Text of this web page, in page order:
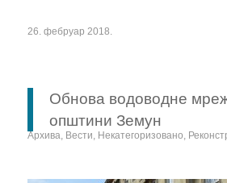
26. фебруар 2018.
Обнова водоводне
општини Земун
Архива, Вести, Некатегоризовано,